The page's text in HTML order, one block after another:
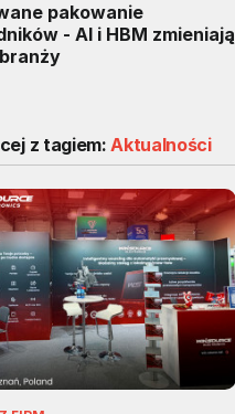
pakowanie
- AI i HBM zmieniają
branży
z tagiem:Aktualności